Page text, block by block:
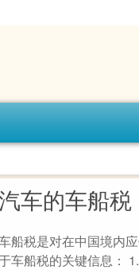
车的车船税
船税是对在中国境内
车船税的关键信息：